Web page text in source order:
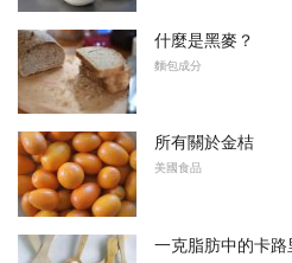
什麼是黑麥？
麵包成分
所有關於金桔
美國食品
一克脂肪中的卡路